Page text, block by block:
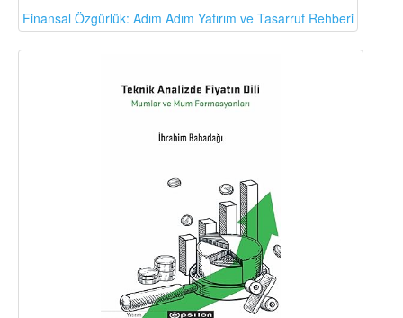
Finansal Özgürlük: Adım Adım Yatırım ve Tasarruf Rehberi